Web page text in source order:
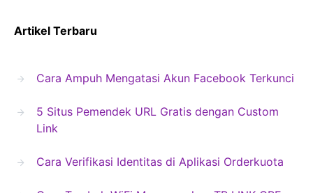
Artikel Terbaru
Cara Ampuh Mengatasi Akun Facebook Terkunci
5 Situs Pemendek URL Gratis dengan Custom
Link
Cara Verifikasi Identitas di Aplikasi Orderkuota